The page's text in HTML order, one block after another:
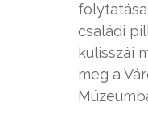
családi
kulisszái
meg a